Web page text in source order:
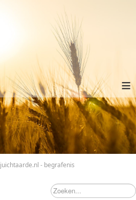
≡
juichtaarde.nl - begrafenis